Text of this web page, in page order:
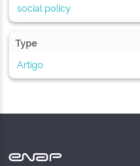
social policy
Type
Artigo